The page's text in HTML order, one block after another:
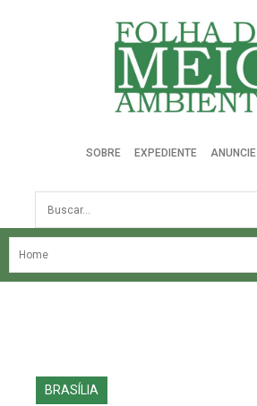
Folha do Meio Ambiente
SOBRE EXPEDIENTE ANUNCIE
Busca
NOSSA HISTÓRIA
EDIÇÕES ANTERIORES
BRASÍLIA